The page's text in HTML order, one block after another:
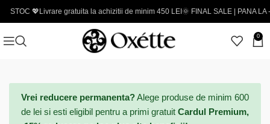
Livrare gratuita la achizitii de minim 450 LEI🌞 FINAL SALE | PANA LA -50% -
0
Vrei reducere permanenta?Alege produse de minim 600
de lei si esti eligibil pentru a primi gratuit Cardul Premium,